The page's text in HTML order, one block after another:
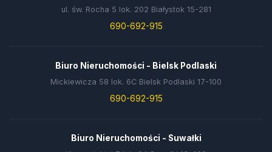
ul. św. Rocha 5 lok. 202 Białystok 15-281
690-692-915
Biuro Nieruchomości - Bielsk Podlaski
Mickiewicza 58 lok. 6C Bielsk Podlaski 17-100
690-692-915
Biuro Nieruchomości - Suwałki